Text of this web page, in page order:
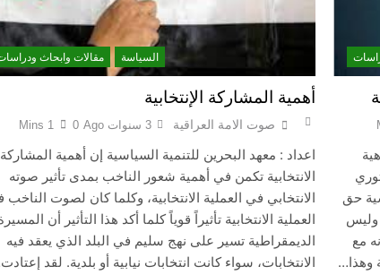
قويدات مجلس قيادة ثورة الإطار التسخيتي, من
الكاتبان باقر الزبيدي ورياض سعد يحذران من الجولاني (ح 2) (فاذا سجدوا فليكونوا من ورائكم)
حق
وليس
مع
وهذا…
السياسة مقالات وابحاث
أهمية المشاركة الإنتخابية
صوت الامة العراقية 3 سنوات Ago 0
1 Mins
اعداد : معهد البحرين للتنمية السياسية إن أهمية المشاركة
الانتخابية تكمن في أهمية شعور الناخب بمدى تأثير صوته
الانتخابي في العملية الانتخابية، وكلما كان لصوت
العملية الانتخابية تأثيراً قوياً كلما أكد هذا التأثير أن
الديمقراطية تسير على نهج سليم في البلد الذي يعقد فيه
الانتخابات، سواء كانت انتخابات نيابية أو بلدية. لقد